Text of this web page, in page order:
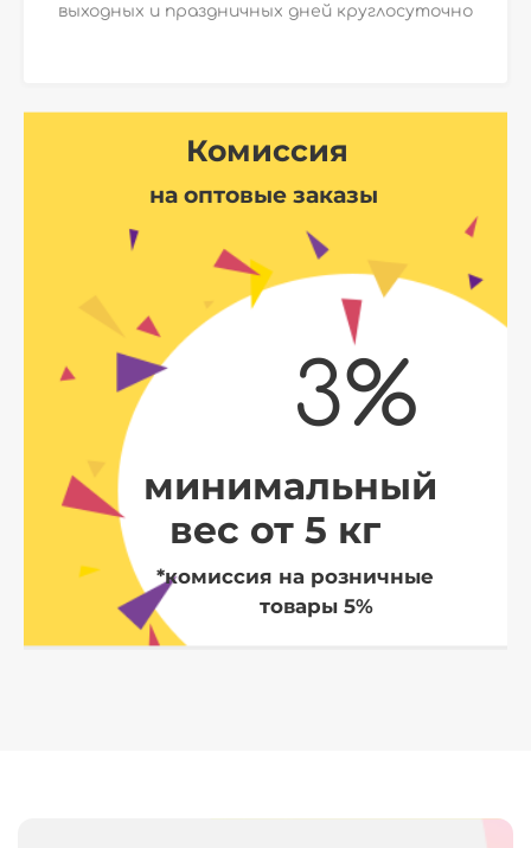
выходных и праздничных дней круглосуточно
Комиссия
на оптовые заказы
3%
минимальный
вес от 5 кг
*комиссия на розничные
товары 5%